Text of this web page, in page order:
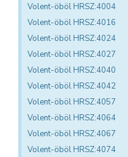
Volent-öböl HRSZ:4004
Volent-öböl HRSZ:4016
Volent-öböl HRSZ:4024
Volent-öböl HRSZ:4027
Volent-öböl HRSZ:4040
Volent-öböl HRSZ:4042
Volent-öböl HRSZ:4057
Volent-öböl HRSZ:4064
Volent-öböl HRSZ:4067
Volent-öböl HRSZ:4074